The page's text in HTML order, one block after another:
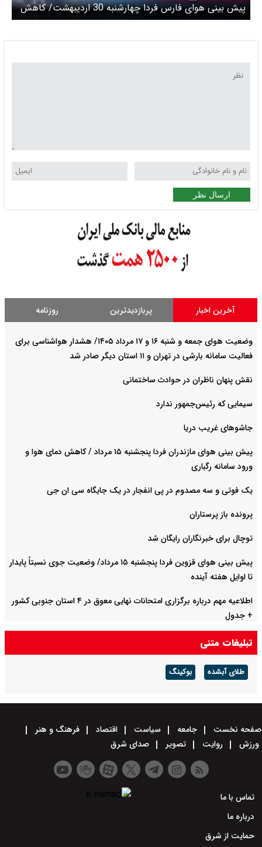
پیش بینی هوای فارس فردا چهارشنبه 30 اردیبهشت/ کاهش
تدریجی دما از چهارشنبه شب
ارسال نظر
آخرین اخبار پربازدیدترین روزنامه
وضعیت هوای جمعه و شنبه ۱۶ و ۱۷ مرداد ۱۴۰۵/ هشدار هواشناسی برای
فعالیت سامانه بارشی در تهران و ۱۱ استان دیگر صادر شد
نقش پنهان ناظران در حوادث ساختمانی
سیمایی که رئیس‌جمهور ندارد
جاشوهای غریب دریا
پیش بینی هوای مازندران فردا پنجشنبه ۱۵ مرداد / کاهش دمای هوا و
ورود سامانه رگباری
یک فوتی و سه مصدوم در پی انفجار در یک جایگاه سی ان جی
پرونده باز پرستاران
توچال برای خبرنگاران رایگان شد
پیش بینی هوای قزوین فردا پنجشنبه ۱۵ مرداد/ وضعیت جوی نسبتاً پایدار
تا اوایل هفته آینده
اطلاعیه مهم درباره برگزاری امتحانات نهایی معوق در ۴ استان جنوبی کشور
+ جدول
تبلیغات متنی
طلای آبشده بوکینگ
صفحه نخست جامعه سیاست اقتصاد
فرهنگ و هنر
ورزش
روایت تصویر صدای شرق
تماس با ما
درباره ما
حمایت از شرق